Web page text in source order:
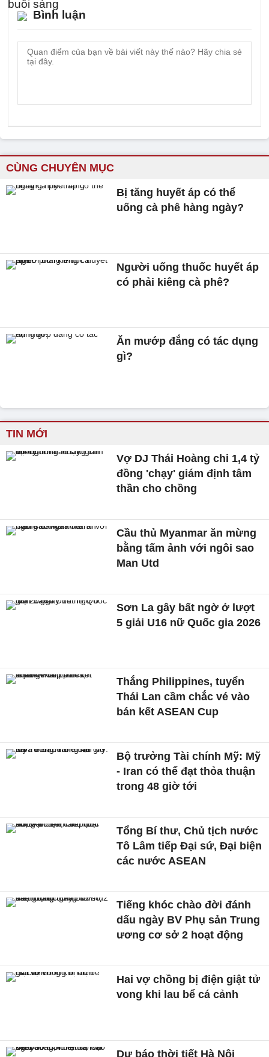
Bình luận
CÙNG CHUYÊN MỤC
Bị tăng huyết áp có thể
uống cà phê hàng ngày?
Người uống thuốc huyết áp
có phải kiêng cà phê?
Ăn mướp đắng có tác dụng
gì?
TIN MỚI
Vợ DJ Thái Hoàng chi 1,4 tỷ
đồng 'chạy' giám định tâm
thần cho chồng
Cầu thủ Myanmar ăn mừng
bằng tấm ảnh với ngôi sao
Man Utd
Sơn La gây bất ngờ ở lượt
5 giải U16 nữ Quốc gia 2026
Thắng Philippines, tuyển
Thái Lan cầm chắc vé vào
bán kết ASEAN Cup
Bộ trưởng Tài chính Mỹ: Mỹ
- Iran có thể đạt thỏa thuận
trong 48 giờ tới
Tổng Bí thư, Chủ tịch nước
Tô Lâm tiếp Đại sứ, Đại biện
các nước ASEAN
Tiếng khóc chào đời đánh
dấu ngày BV Phụ sản Trung
ương cơ sở 2 hoạt động
Hai vợ chồng bị điện giật tử
vong khi lau bể cá cảnh
Dự báo thời tiết Hà Nội